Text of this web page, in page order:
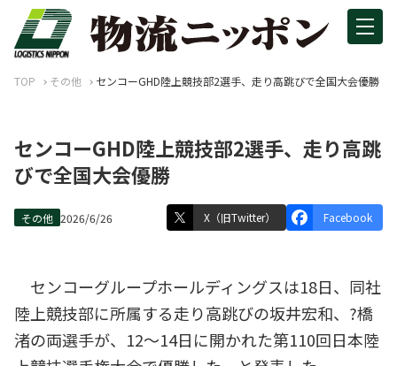
TOP その他 センコーGHD陸上競技部2選手、走り高跳びで全国大会優勝
センコーGHD陸上競技部2選手、走り高跳
びで全国大会優勝
その他 2026/6/26 X（旧Twitter） Facebook
センコーグループホールディングスは18日、同社
陸上競技部に所属する走り高跳びの坂井宏和、?橋
渚の両選手が、12～14日に開かれた第110回日本陸